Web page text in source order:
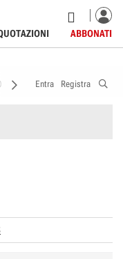
ABBONATI
MEMBRI
Entra Registra